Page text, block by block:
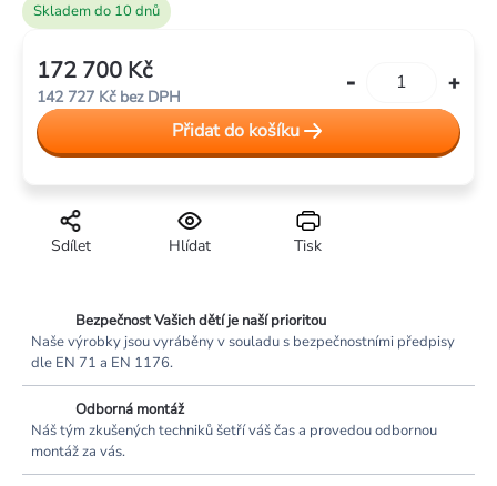
Skladem do 10 dnů
Tisk
Hlídat
Sdílet
172 700 Kč
142 727 Kč bez DPH
cena:
Přidat do košíku
Bezpečnost Vašich dětí je naší prioritou
Naše výrobky jsou vyráběny v souladu s bezpečnostními předpisy
dle EN 71 a EN 1176.
Odborná montáž
Náš tým zkušených techniků šetří váš čas a provedou odbornou
montáž za vás.